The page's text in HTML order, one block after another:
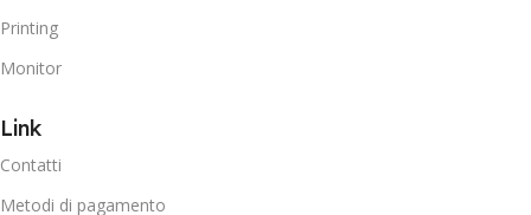
Printing
Monitor
Link
Contatti
Metodi di pagamento